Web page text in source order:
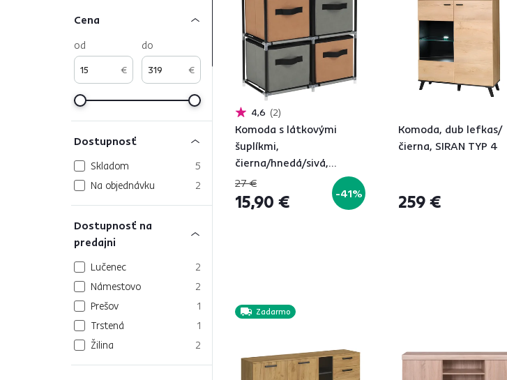
Cena
€
od
€
do
Dostupnosť
Skladom
5
Na objednávku
2
Dostupnosť na
predajni
Lučenec
2
Námestovo
2
Prešov
1
Trstená
1
Žilina
2
4,6 2
Komoda s látkovými
šuplíkmi,
čierna/hnedá/sivá,
CAMILO TYP 1
27 €
15,90 € -41%
Komoda, dub lefkas/
čierna, SIRAN TYP 4
259 €
Zadarmo